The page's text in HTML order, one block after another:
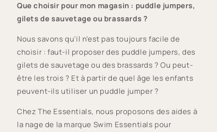
Que choisir pour mon magasin : puddle jumpers,
gilets de sauvetage ou brassards ?
Nous savons qu’il n’est pas toujours facile de
choisir : faut-il proposer des puddle jumpers, des
gilets de sauvetage ou des brassards ? Ou peut-
être les trois ? Et à partir de quel âge les enfants
peuvent-ils utiliser un puddle jumper ?
Chez The Essentials, nous proposons des aides à
la nage de la marque Swim Essentials pour